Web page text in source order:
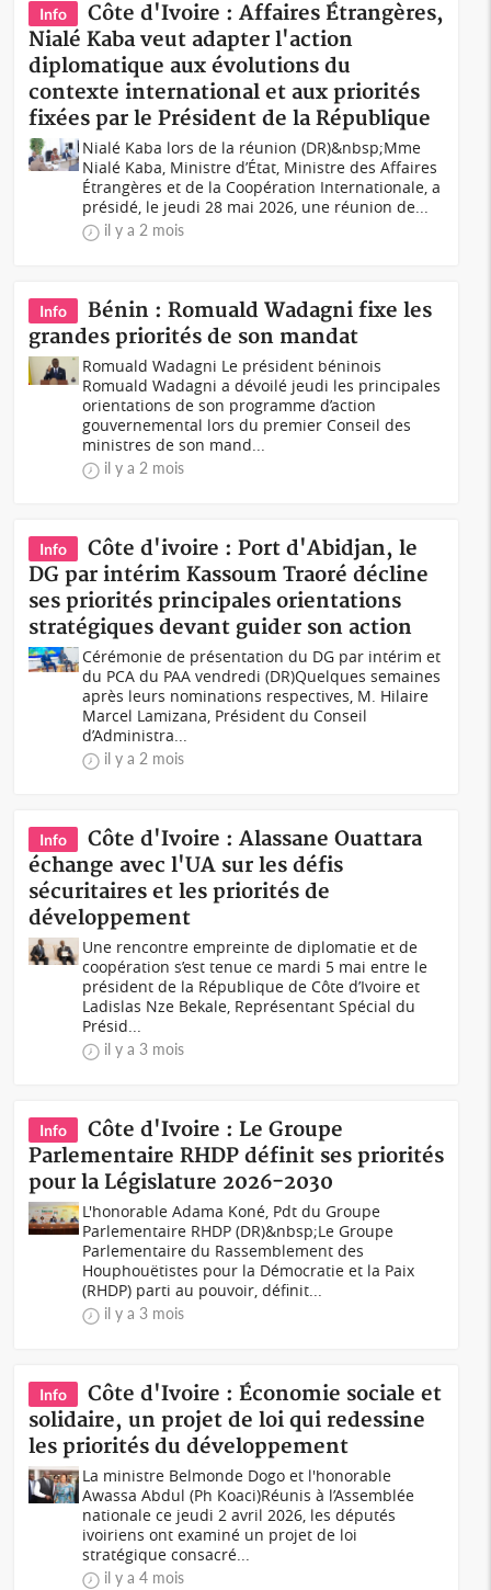
Info
Côte d'Ivoire : Affaires Étrangères,
Nialé Kaba veut adapter l'action
diplomatique aux évolutions du
contexte international et aux priorités
fixées par le Président de la République
Nialé Kaba lors de la réunion (DR)&nbsp;Mme
Nialé Kaba, Ministre d’État, Ministre des Affaires
Étrangères et de la Coopération Internationale, a
présidé, le jeudi 28 mai 2026, une réunion de...
il y a 2 mois
Info
Bénin : Romuald Wadagni fixe les
grandes priorités de son mandat
Romuald Wadagni Le président béninois
Romuald Wadagni a dévoilé jeudi les principales
orientations de son programme d’action
gouvernemental lors du premier Conseil des
ministres de son mand...
il y a 2 mois
Info
Côte d'ivoire : Port d'Abidjan, le
DG par intérim Kassoum Traoré décline
ses priorités principales orientations
stratégiques devant guider son action
Cérémonie de présentation du DG par intérim et
du PCA du PAA vendredi (DR)Quelques semaines
après leurs nominations respectives, M. Hilaire
Marcel Lamizana, Président du Conseil
d’Administra...
il y a 2 mois
Info
Côte d'Ivoire : Alassane Ouattara
échange avec l'UA sur les défis
sécuritaires et les priorités de
développement
Une rencontre empreinte de diplomatie et de
coopération s’est tenue ce mardi 5 mai entre le
président de la République de Côte d’Ivoire et
Ladislas Nze Bekale, Représentant Spécial du
Présid...
il y a 3 mois
Info
Côte d'Ivoire : Le Groupe
Parlementaire RHDP définit ses priorités
pour la Législature 2026-2030
L'honorable Adama Koné, Pdt du Groupe
Parlementaire RHDP (DR)&nbsp;Le Groupe
Parlementaire du Rassemblement des
Houphouëtistes pour la Démocratie et la Paix
(RHDP) parti au pouvoir, définit...
il y a 3 mois
Info
Côte d'Ivoire : Économie sociale et
solidaire, un projet de loi qui redessine
les priorités du développement
La ministre Belmonde Dogo et l'honorable
Awassa Abdul (Ph Koaci)Réunis à l’Assemblée
nationale ce jeudi 2 avril 2026, les députés
ivoiriens ont examiné un projet de loi
stratégique consacré...
il y a 4 mois